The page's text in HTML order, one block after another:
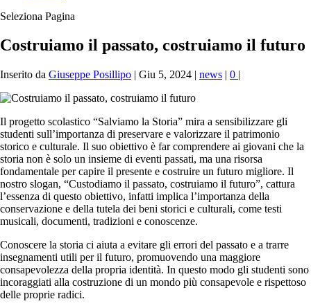
Seleziona Pagina
Costruiamo il passato, costruiamo il futuro
Inserito da Giuseppe Posillipo | Giu 5, 2024 | news | 0 |
Il progetto scolastico “Salviamo la Storia” mira a sensibilizzare gli
studenti sull’importanza di preservare e valorizzare il patrimonio
storico e culturale. Il suo obiettivo è far comprendere ai giovani che la
storia non è solo un insieme di eventi passati, ma una risorsa
fondamentale per capire il presente e costruire un futuro migliore. Il
nostro slogan, “Custodiamo il passato, costruiamo il futuro”, cattura
l’essenza di questo obiettivo, infatti implica l’importanza della
conservazione e della tutela dei beni storici e culturali, come testi
musicali, documenti, tradizioni e conoscenze.
Conoscere la storia ci aiuta a evitare gli errori del passato e a trarre
insegnamenti utili per il futuro, promuovendo una maggiore
consapevolezza della propria identità. In questo modo gli studenti sono
incoraggiati alla costruzione di un mondo più consapevole e rispettoso
delle proprie radici.